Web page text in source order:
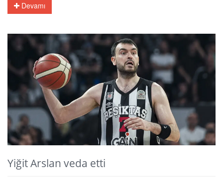
Devamı
Yiğit Arslan veda etti